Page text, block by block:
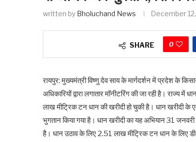
written by Bholuchand News December
SHARE 0
रायपुर: मुख्यमंत्री विष्णु देव साय के मार्गदर्शन में प्रदेश के
अधिकारियों द्वारा लगातार मॉनीटरिंग की जा रही है।
लाख मीट्रिक टन धान की खरीदी हो चुकी है। धान
भुगतान किया गया है। धान खरीदी का यह अभियान 31
है। धान उठाव के लिए 2.51 लाख मीट्रिक टन धान के लिए